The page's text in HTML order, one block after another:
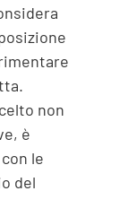
non
è
le
del